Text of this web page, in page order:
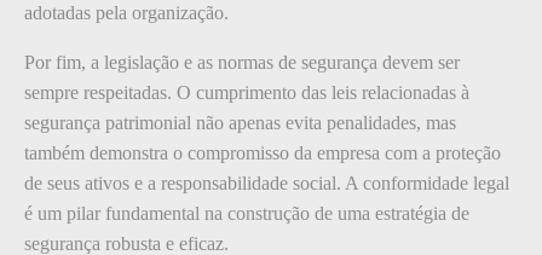
adotadas pela organização.
Por fim, a legislação e as normas de segurança devem ser
sempre respeitadas. O cumprimento das leis relacionadas à
segurança patrimonial não apenas evita penalidades, mas
também demonstra o compromisso da empresa com a proteção
de seus ativos e a responsabilidade social. A conformidade legal
é um pilar fundamental na construção de uma estratégia de
segurança robusta e eficaz.